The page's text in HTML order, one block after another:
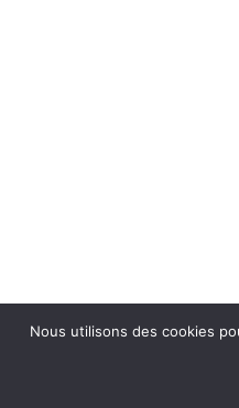
Nous utilisons des cookies